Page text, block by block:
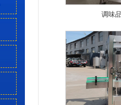
调味